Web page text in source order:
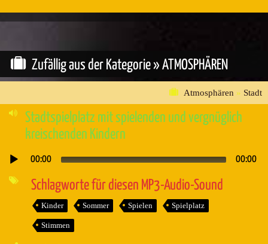
Zufällig aus der Kategorie » ATMOSPHÄREN
Atmosphären » Stadt
Stadtspielplatz mit spielenden und vergnüglich
kreischenden Kindern
Audio-
00:00 00:00
Schlagworte für diesen MP3-Audio-Sound
Kinder Sommer Spielen Spielplatz
Stimmen